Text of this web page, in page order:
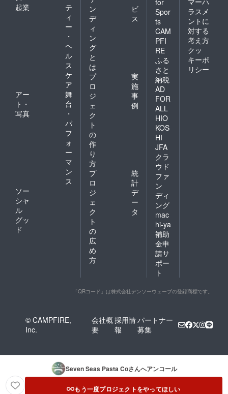
起業
テ
ィ
ー
・
ヘ
ル
ス
ケ
ア
アー
ト・
写真
舞
台
・
パ
フ
ォ
ー
マ
ン
ス
ソー
シャ
ル
グッ
ド
ン
デ
ィ
ン
グ
と
は
ビ
ス
プ
ロ
ジ
ェ
ク
ト
の
作
り
方
実
施
事
例
プ
ロ
ジ
ェ
ク
ト
の
広
め
方
統
計
デ
ー
タ
for
Spor
ts
CAM
PFI
RE
ふる
さと
納税
AD
FOR
ALL
HIO
KOS
HI
JFA
クラ
ウド
ファ
ン
ディ
ング
mac
hi-ya
補助
金申
請サ
ポー
ト
ラスメ
ントに
対する
考え方
クッ
キーポ
リシー
「QRコード」は株式会社デンソーウェーブの登録商標です。
© CAMPFIRE,
Inc.
会社概
要
採用情
報
パートナー
募集
Seven Seas Pasta Coさんへアンコール
もう一度プロジェクトをやってほしい